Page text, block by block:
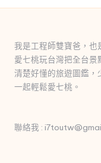
我是工程師雙寶爸，也
愛七桃玩台灣把全台
清楚好懂的旅遊圖鑑，
一起輕鬆愛七桃。
聯絡我 :